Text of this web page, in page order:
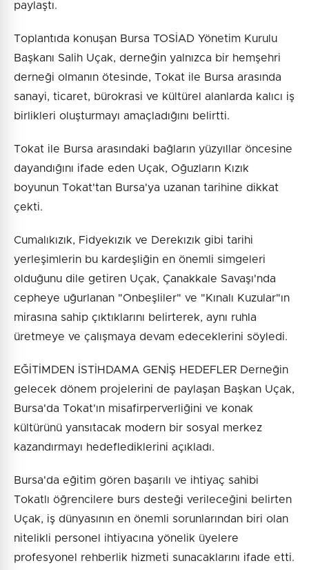
paylaştı.
Toplantıda konuşan Bursa TOSİAD Yönetim Kurulu
Başkanı Salih Uçak, derneğin yalnızca bir hemşehri
derneği olmanın ötesinde, Tokat ile Bursa arasında
sanayi, ticaret, bürokrasi ve kültürel alanlarda kalıcı iş
birlikleri oluşturmayı amaçladığını belirtti.
Tokat ile Bursa arasındaki bağların yüzyıllar öncesine
dayandığını ifade eden Uçak, Oğuzların Kızık
boyunun Tokat'tan Bursa'ya uzanan tarihine dikkat
çekti.
Cumalıkızık, Fidyekızık ve Derekızık gibi tarihi
yerleşimlerin bu kardeşliğin en önemli simgeleri
olduğunu dile getiren Uçak, Çanakkale Savaşı'nda
cepheye uğurlanan "Onbeşliler" ve "Kınalı Kuzular"ın
mirasına sahip çıktıklarını belirterek, aynı ruhla
üretmeye ve çalışmaya devam edeceklerini söyledi.
EĞİTİMDEN İSTİHDAMA GENİŞ HEDEFLER Derneğin
gelecek dönem projelerini de paylaşan Başkan Uçak,
Bursa'da Tokat'ın misafirperverliğini ve konak
kültürünü yansıtacak modern bir sosyal merkez
kazandırmayı hedeflediklerini açıkladı.
Bursa'da eğitim gören başarılı ve ihtiyaç sahibi
Tokatlı öğrencilere burs desteği verileceğini belirten
Uçak, iş dünyasının en önemli sorunlarından biri olan
nitelikli personel ihtiyacına yönelik üyelere
profesyonel rehberlik hizmeti sunacaklarını ifade etti.